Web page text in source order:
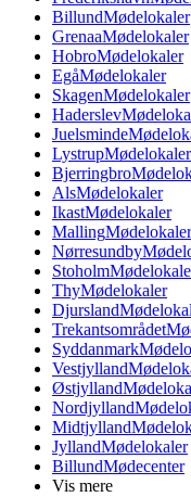
BillundMødelokaler
GrenaaMødelokaler
HobroMødelokaler
EgåMødelokaler
SkagenMødelokaler
Haderslev
Juelsminde
LystrupMødelokaler
Bjerringbro
AlsMødelokaler
IkastMødelokaler
MallingMødelokaler
Nørresundby
Stoholm
ThyMødelokaler
Djursland
Trekantsområdet
Syddanmark
Vestjylland
Østjylland
Nordjylland
Midtjylland
JyllandMødelokaler
BillundMødecenter
Vis mere